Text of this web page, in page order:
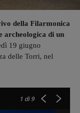
della Filarmonica
archeologica di un
19 giugno
delle Torri, nel
1 di 9